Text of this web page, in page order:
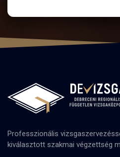
Professzionális
kiválasztott szakmai végzettség